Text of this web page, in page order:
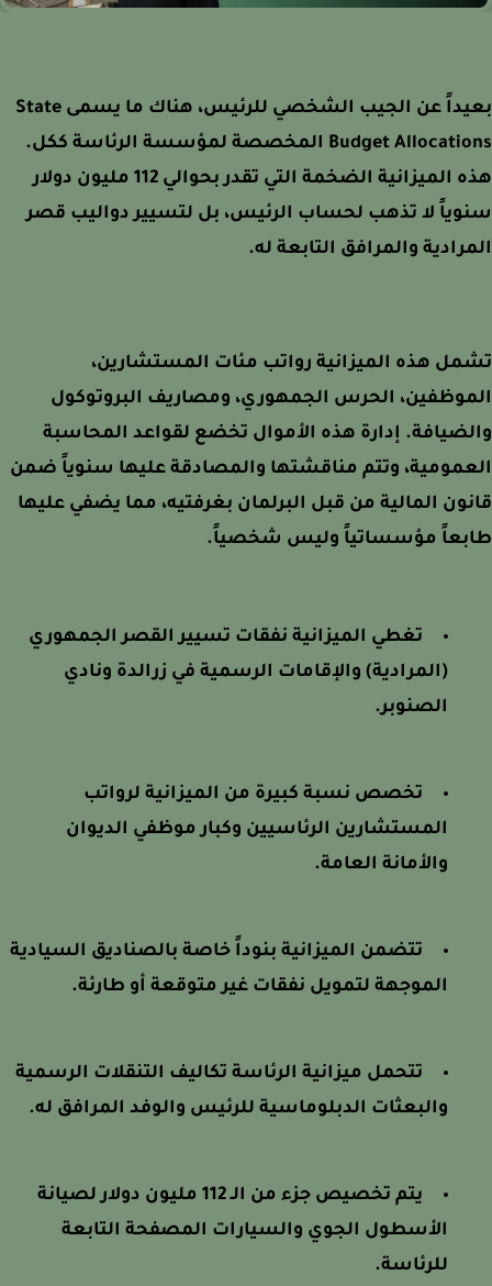
بعيداً عن الجيب الشخصي للرئيس، هناك ما يسمى State
Budget Allocations المخصصة لمؤسسة الرئاسة ككل.
هذه الميزانية الضخمة التي تقدر بحوالي 112 مليون دولار
لا تذهب لحساب الرئيس، بل لتسيير دواليب قصر
والمرافق التابعة له.
هذه الميزانية رواتب مئات المستشارين،
الحرس الجمهوري، ومصاريف البروتوكول
إدارة هذه الأموال تخضع لقواعد المحاسبة
وتتم مناقشتها والمصادقة عليها سنوياً ضمن
المالية من قبل البرلمان بغرفتيه، مما يضفي عليها
مؤسساتياً وليس شخصياً.
تغطي الميزانية نفقات تسيير القصر الجمهوري
(المرادية) والإقامات الرسمية في زرالدة ونادي
الصنوبر.
تخصص نسبة كبيرة من الميزانية لرواتب
المستشارين الرئاسيين وكبار موظفي الديوان
والأمانة العامة.
تتضمن الميزانية بنوداً خاصة بالصناديق السيادية
الموجهة لتمويل نفقات غير متوقعة أو طارئة.
تتحمل ميزانية الرئاسة تكاليف التنقلات الرسمية
والبعثات الدبلوماسية للرئيس والوفد المرافق له.
يتم تخصيص جزء من الـ 112 مليون دولار لصيانة
الأسطول الجوي والسيارات المصفحة التابعة
للرئاسة.